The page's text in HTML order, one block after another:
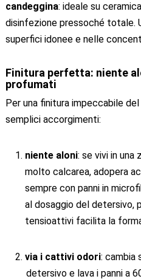
candeggina: ideale su
disinfezione pressoché totale.
superfici idonee e nelle
Finitura perfetta: niente
profumati
Per una finitura impeccabile
semplici accorgimenti:
niente aloni: se vivi in una
molto calcarea, adopera
sempre con panni in
al dosaggio del detersivo,
tensioattivi facilita la
via i cattivi odori: cambia
detersivo e lava i panni a